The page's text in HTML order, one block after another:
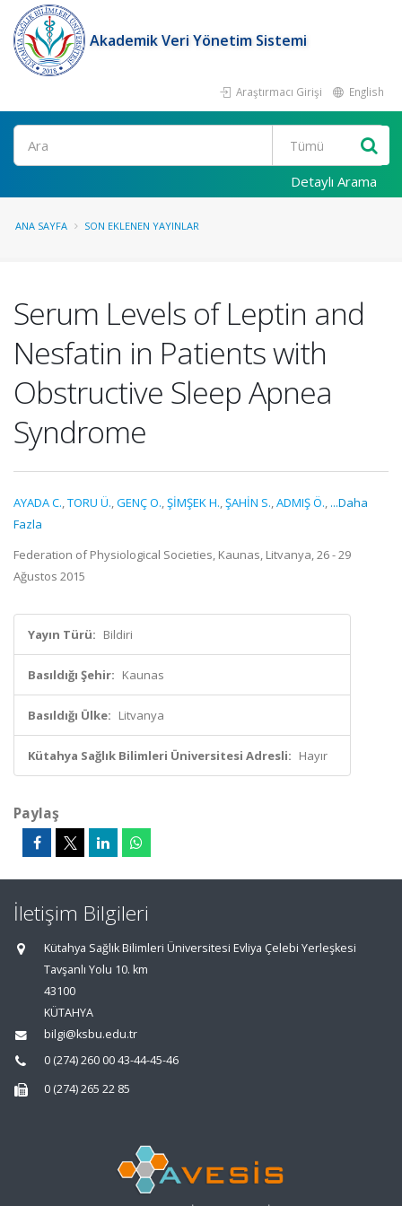
Akademik Veri Yönetim Sistemi
Araştırmacı Girişi English
Ara
Detaylı Arama
ANA SAYFA SON EKLENEN YAYINLAR
Serum Levels of Leptin and
Nesfatin in Patients with
Obstructive Sleep Apnea
Syndrome
AYADA C.,TORU Ü.,GENÇ O.,ŞİMŞEK H.,ŞAHİN S.,ADMIŞ Ö., ...Daha
Fazla
Federation of Physiological Societies, Kaunas, Litvanya, 26 - 29
Ağustos 2015
Yayın Türü: Bildiri
Basıldığı Şehir: Kaunas
Basıldığı Ülke: Litvanya
Kütahya Sağlık Bilimleri Üniversitesi Adresli: Hayır
Paylaş
İletişim Bilgileri
Kütahya Sağlık Bilimleri Üniversitesi Evliya Çelebi Yerleşkesi
Tavşanlı Yolu 10. km
43100
KÜTAHYA
bilgi@ksbu.edu.tr
0 (274) 260 00 43-44-45-46
0 (274) 265 22 85